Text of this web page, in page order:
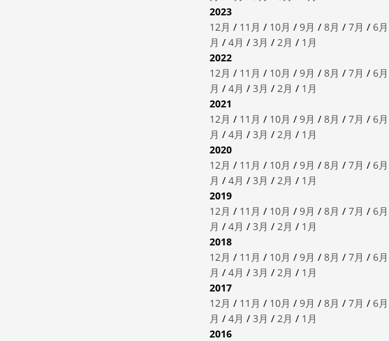
2023
12月 / 11月 / 10月 / 9月 / 8月 / 7月 / 6月
月 / 4月 / 3月 / 2月 / 1月
2022
12月 / 11月 / 10月 / 9月 / 8月 / 7月 / 6月
月 / 4月 / 3月 / 2月 / 1月
2021
12月 / 11月 / 10月 / 9月 / 8月 / 7月 / 6月
月 / 4月 / 3月 / 2月 / 1月
2020
12月 / 11月 / 10月 / 9月 / 8月 / 7月 / 6月
月 / 4月 / 3月 / 2月 / 1月
2019
12月 / 11月 / 10月 / 9月 / 8月 / 7月 / 6月
月 / 4月 / 3月 / 2月 / 1月
2018
12月 / 11月 / 10月 / 9月 / 8月 / 7月 / 6月
月 / 4月 / 3月 / 2月 / 1月
2017
12月 / 11月 / 10月 / 9月 / 8月 / 7月 / 6月
月 / 4月 / 3月 / 2月 / 1月
2016